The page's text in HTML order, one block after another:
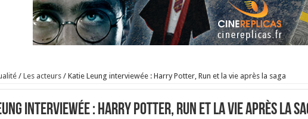
/ Les acteurs / Katie Leung interviewée : Harry Potter, Run et la vie après la saga
interviewée : Harry Potter, Run et la vie après la